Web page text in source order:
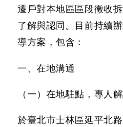
友
站
連
結
工
劃
區
遷戶對本地區區段徵收
了解與認同。目前持續
導方案，包含：
一、在地溝通
（一）在地駐點，專人
於臺北市士林區延平北